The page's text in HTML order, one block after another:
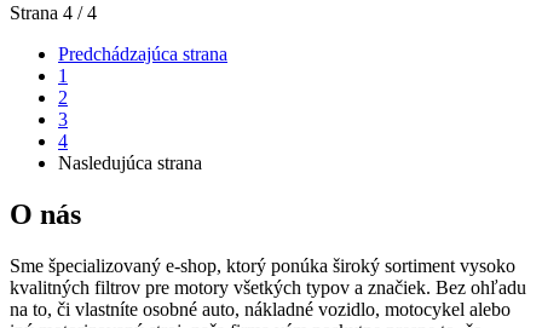
Strana 4 / 4
Predchádzajúca strana
1
2
3
4
Nasledujúca strana
O nás
Sme špecializovaný e-shop, ktorý ponúka široký sortiment vysoko
kvalitných filtrov pre motory všetkých typov a značiek. Bez ohľadu
na to, či vlastníte osobné auto, nákladné vozidlo, motocykel alebo